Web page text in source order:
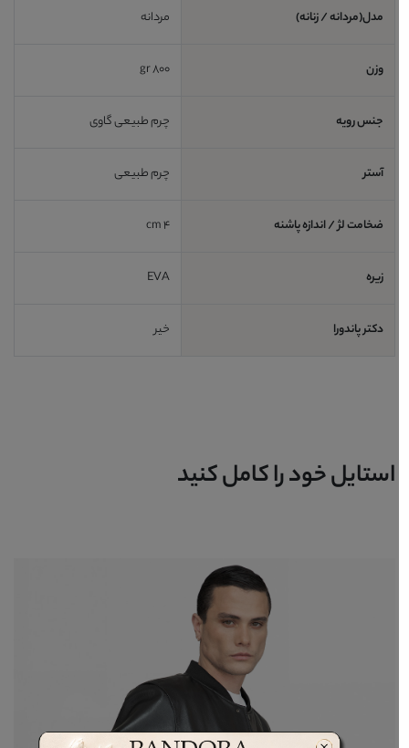
مدل(مردانه / زنانه) مردانه
وزن 800 gr
جنس رویه چرم طبیعی گاوی
آستر چرم طبیعی
ضخامت لژ / اندازه پاشنه
زیره EVA
دکتر پاندورا خیر
استایل خود را کامل کنید